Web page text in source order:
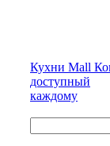
Кухни Mall
доступный
каждому